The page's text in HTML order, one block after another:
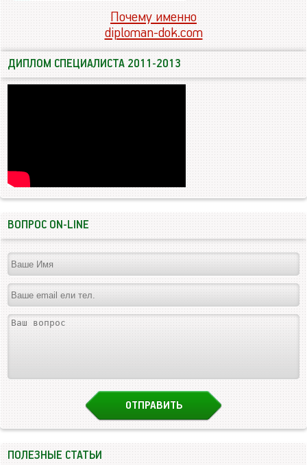
Почему именно
diploman-dok.com
ДИПЛОМ СПЕЦИАЛИСТА 2011-2013
ВОПРОС ON-LINE
ПОЛЕЗНЫЕ СТАТЬИ